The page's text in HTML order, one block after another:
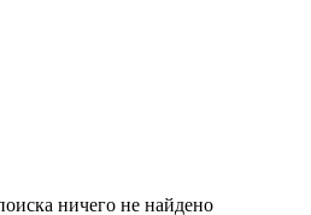
ничего не найдено